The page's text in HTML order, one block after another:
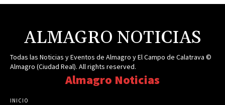
ALMAGRO NOTICIAS
Todas las Noticias y Eventos de Almagro y El Campo de Calatrava ©
Almagro (Ciudad Real). All rights reserved.
Almagro Noticias
INICIO